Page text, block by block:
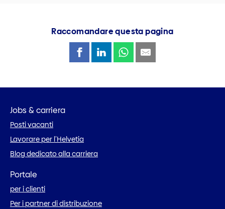
Raccomandare questa pagina
Jobs & carriera
Posti vacanti
Lavorare per l’Helvetia
Blog dedicato alla carriera
Portale
per i clienti
Per i partner di distribuzione